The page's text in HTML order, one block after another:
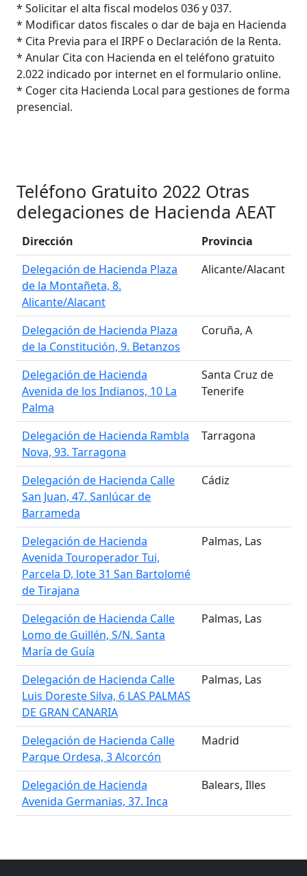
* Solicitar el alta fiscal modelos 036 y 037.
* Modificar datos fiscales o dar de baja en Hacienda
* Cita Previa para el IRPF o Declaración de la Renta.
* Anular Cita con Hacienda en el teléfono gratuito
2.022 indicado por internet en el formulario online.
* Coger cita Hacienda Local para gestiones de forma
presencial.
Teléfono Gratuito 2022 Otras
delegaciones de Hacienda AEAT
Dirección
Provincia
Delegación de Hacienda Plaza
de la Montañeta, 8.
Alicante/Alacant
Alicante/Alacant
Delegación de Hacienda Plaza
de la Constitución, 9. Betanzos
Coruña, A
Delegación de Hacienda
Avenida de los Indianos, 10 La
Palma
Santa Cruz de
Tenerife
Delegación de Hacienda Rambla
Nova, 93. Tarragona
Tarragona
Delegación de Hacienda Calle
San Juan, 47. Sanlúcar de
Barrameda
Cádiz
Delegación de Hacienda
Avenida Touroperador Tui,
Parcela D, lote 31 San Bartolomé
de Tirajana
Palmas, Las
Delegación de Hacienda Calle
Lomo de Guillén, S/N. Santa
María de Guía
Palmas, Las
Delegación de Hacienda Calle
Luis Doreste Silva, 6 LAS PALMAS
DE GRAN CANARIA
Palmas, Las
Delegación de Hacienda Calle
Parque Ordesa, 3 Alcorcón
Madrid
Delegación de Hacienda
Avenida Germanias, 37. Inca
Balears, Illes